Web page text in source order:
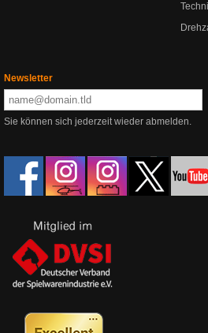
Newsletter
Sie können sich jederzeit wieder abmelden.